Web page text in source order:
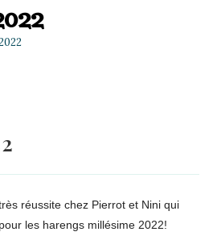
réussite chez Pierrot et Nini qui
les harengs millésime 2022!